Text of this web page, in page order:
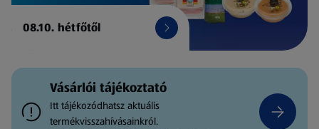
08.10. hétfőtől
Vásárlói tájékoztató
Itt tájékozódhatsz aktuális
termékvisszahívásainkról.